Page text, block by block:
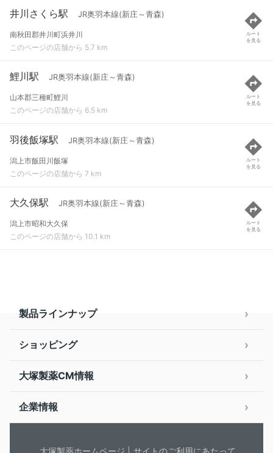
井川さくら駅 JR奥羽本線(新庄～青森)
南秋田郡井川町浜井川
このページの店舗から 5.7 km
ルート
を見る
鯉川駅 JR奥羽本線(新庄～青森)
山本郡三種町鯉川
このページの店舗から 6.5 km
ルート
を見る
羽後飯塚駅 JR奥羽本線(新庄～青森)
潟上市飯田川飯塚
このページの店舗から 7 km
ルート
を見る
大久保駅 JR奥羽本線(新庄～青森)
潟上市昭和大久保
このページの店舗から 10.1 km
ルート
を見る
製品ラインナップ
ショッピング
大塚製薬CM情報
企業情報